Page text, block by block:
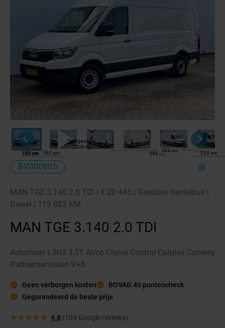
Volkswagen
Renault
Peugeot
Nissan
Inruilen
Accessoires
Financieren
Elektrische bedrijfswagens
Trekgewicht:
2500 kg
152 cm
182 cm
204 cm 255 cm
599 cm
364 cm
BV000805
MAN TGE 3.140 2.0 TDI | € 20.445 | Gesloten bestelbus |
Diesel | 119.882 KM
MAN TGE 3.140 2.0 TDI
Automaat L3H3 3,5T Airco Cruise Control Carplay Camera
Parkeersensoren V+A
Geen verborgen kosten
BOVAG 40 puntencheck
Gegarandeerd de beste prijs
★★★★★ 4.8 (104 Google reviews)